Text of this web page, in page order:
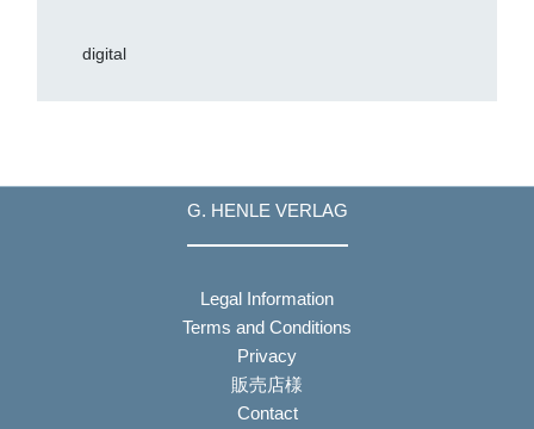
digital
G. HENLE VERLAG
Legal Information
Terms and Conditions
Privacy
販売店様
Contact